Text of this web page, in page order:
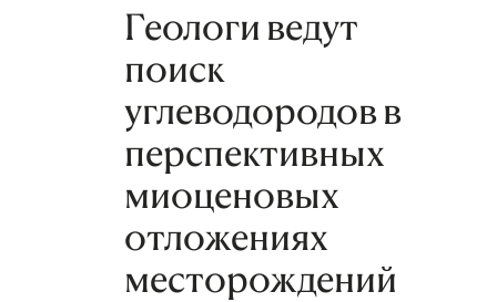
Геологи ведут
поиск
углеводородов в
перспективных
миоценовых
отложениях
месторождений